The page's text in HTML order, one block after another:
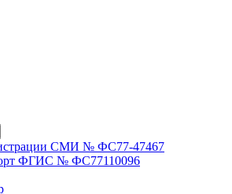
СМИ № ФС77-47467
ФГИС № ФС77110096